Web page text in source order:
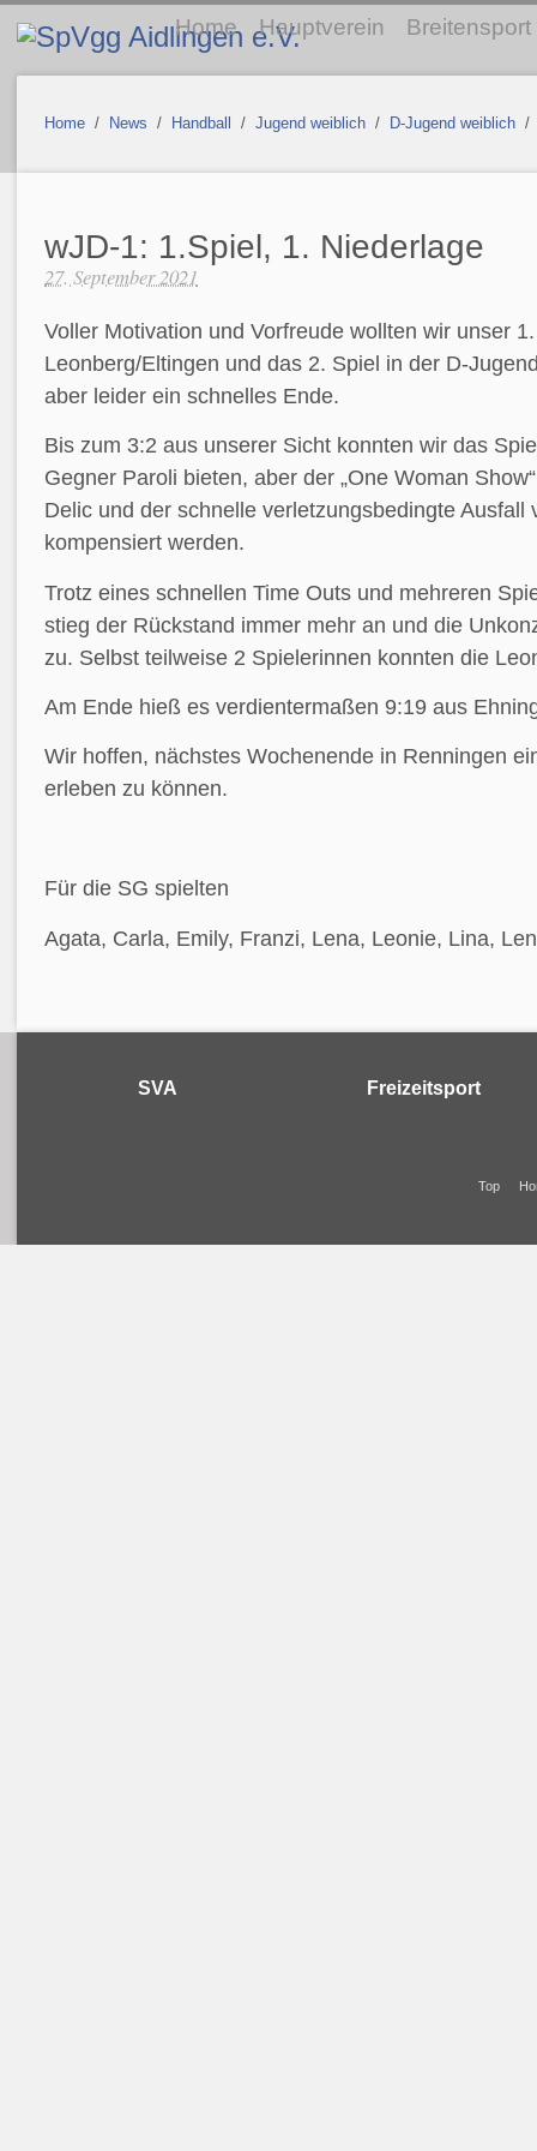
Home Hauptverein Breitensport
Home / News / Handball / Jugend weiblich / D-Jugend weiblich
wJD-1: 1.Spiel, 1. Niederlage
27. September 2021
Voller Motivation und Vorfreude wollten wir unser
Leonberg/Eltingen und das 2. Spiel in der D-
aber leider ein schnelles Ende.
Bis zum 3:2 aus unserer Sicht konnten wir das
Gegner Paroli bieten, aber der „One Woman
Delic und der schnelle verletzungsbedingte Ausfall
kompensiert werden.
Trotz eines schnellen Time Outs und mehreren
stieg der Rückstand immer mehr an und die
zu. Selbst teilweise 2 Spielerinnen konnten die
Am Ende hieß es verdientermaßen 9:19 aus
Wir hoffen, nächstes Wochenende in Renningen
erleben zu können.
Für die SG spielten
Agata, Carla, Emily, Franzi, Lena, Leonie, Lina,
SVA Freizeitsport
Top